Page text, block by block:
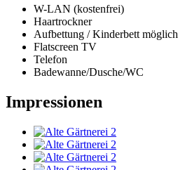
W-LAN (kostenfrei)
Haartrockner
Aufbettung / Kinderbett möglich
Flatscreen TV
Telefon
Badewanne/Dusche/WC
Impressionen